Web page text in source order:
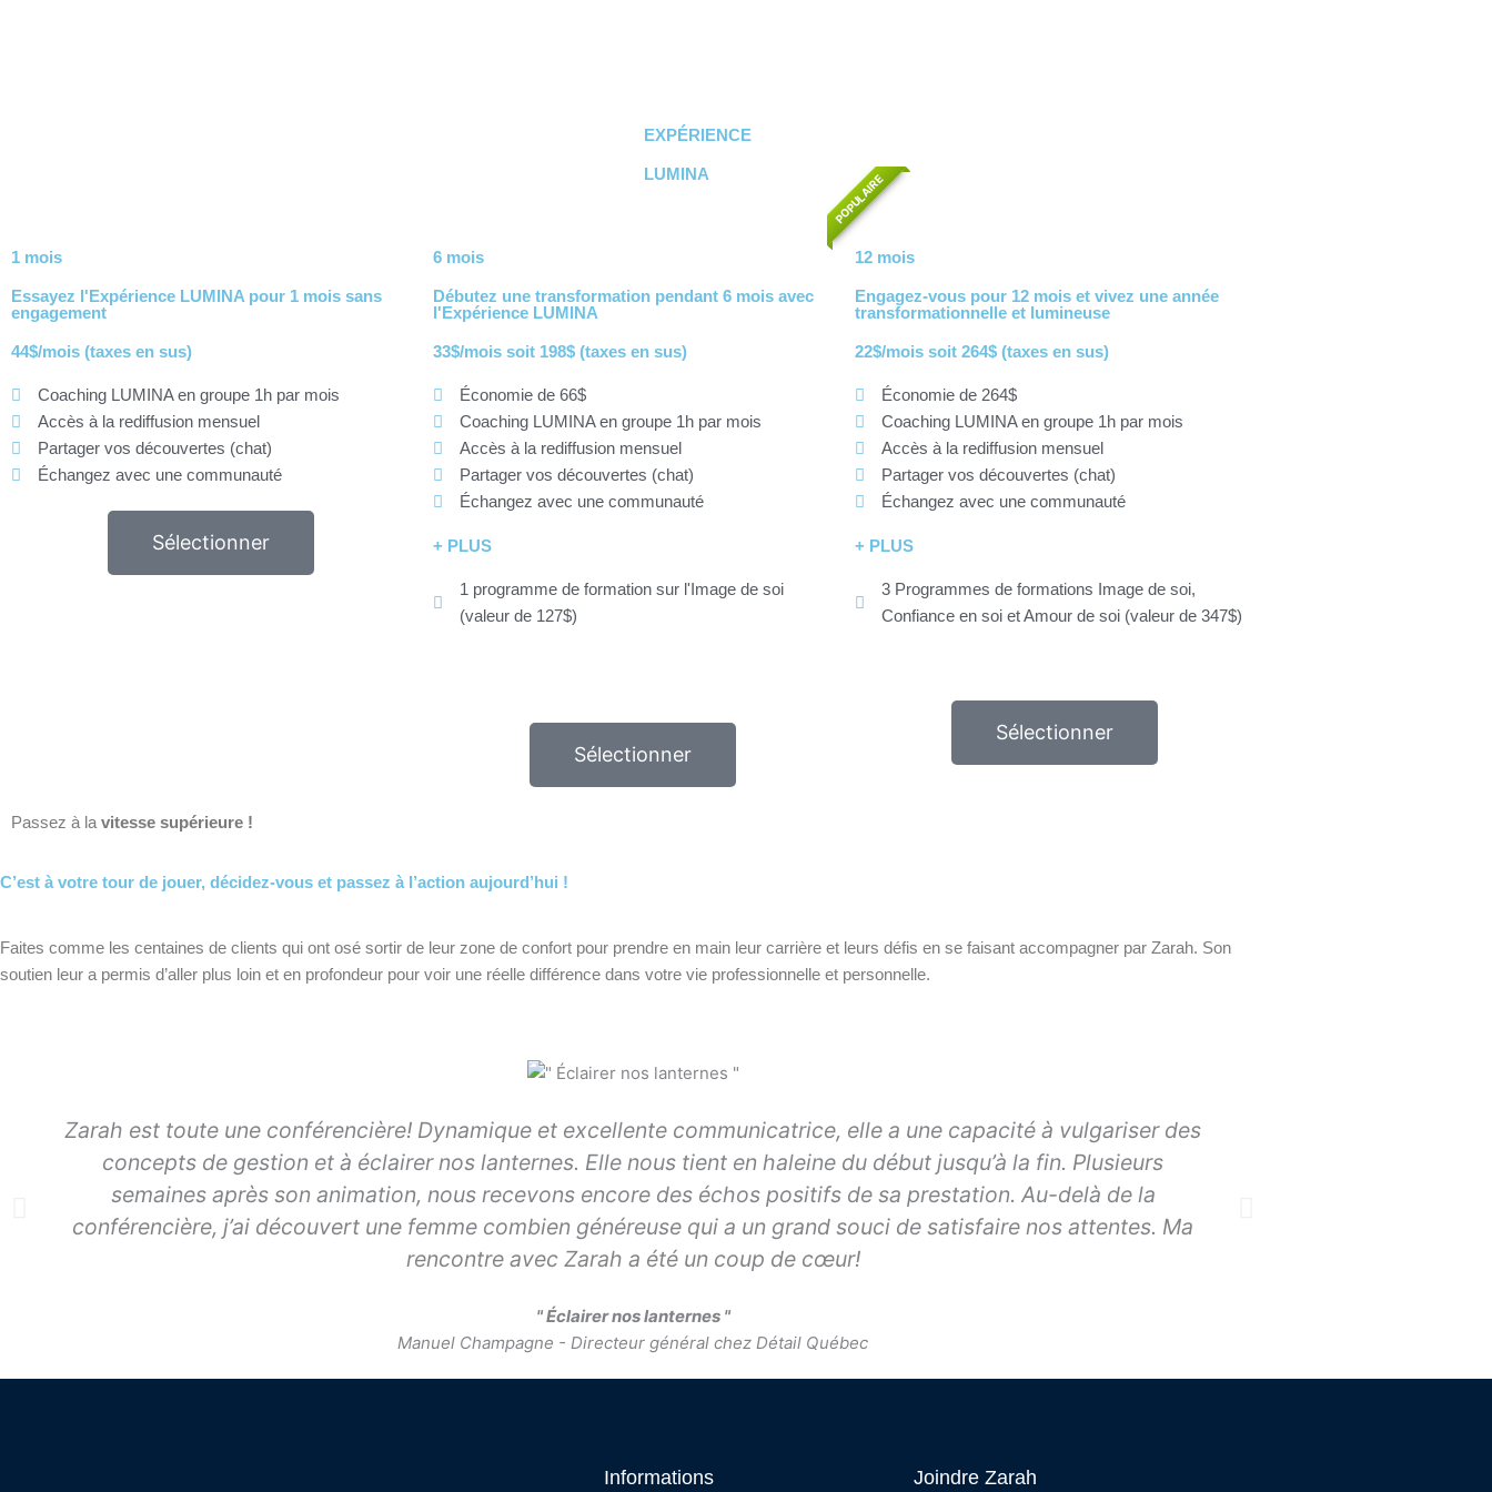
EXPÉRIENCE
LUMINA
1 mois
Essayez l'Expérience LUMINA pour 1 mois sans
engagement
44$/mois (taxes en sus)
Coaching LUMINA en groupe 1h par mois
Accès à la rediffusion mensuel
Partager vos découvertes (chat)
Échangez avec une communauté
Sélectionner
6 mois
Débutez une transformation pendant 6 mois avec
l'Expérience LUMINA
33$/mois soit 198$ (taxes en sus)
Économie de 66$
Coaching LUMINA en groupe 1h par mois
Accès à la rediffusion mensuel
Partager vos découvertes (chat)
Échangez avec une communauté
+ PLUS
1 programme de formation sur l'Image de soi
(valeur de 127$)
Sélectionner
POPULAIRE
12 mois
Engagez-vous pour 12 mois et vivez une année
transformationnelle et lumineuse
22$/mois soit 264$ (taxes en sus)
Économie de 264$
Coaching LUMINA en groupe 1h par mois
Accès à la rediffusion mensuel
Partager vos découvertes (chat)
Échangez avec une communauté
+ PLUS
3 Programmes de formations Image de soi,
Confiance en soi et Amour de soi (valeur de 347$)
Sélectionner
Passez à la vitesse supérieure !
C’est à votre tour de jouer, décidez-vous et passez à l’action aujourd’hui !
Faites comme les centaines de clients qui ont osé sortir de leur zone de confort pour prendre en main leur carrière et leurs défis en se faisant accompagner par Zarah. Son
soutien leur a permis d’aller plus loin et en profondeur pour voir une réelle différence dans votre vie professionnelle et personnelle.
Zarah est toute une conférencière! Dynamique et excellente communicatrice, elle a une capacité à vulgariser des
concepts de gestion et à éclairer nos lanternes. Elle nous tient en haleine du début jusqu’à la fin. Plusieurs
semaines après son animation, nous recevons encore des échos positifs de sa prestation. Au-delà de la
conférencière, j’ai découvert une femme combien généreuse qui a un grand souci de satisfaire nos attentes. Ma
rencontre avec Zarah a été un coup de cœur!
" Éclairer nos lanternes "
Manuel Champagne - Directeur général chez Détail Québec
Informations Joindre Zarah